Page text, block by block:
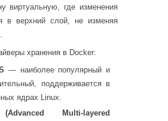
виртуальную, где изменения
в верхний слой, не изменяя
хранения в Docker:
— наиболее популярный и
поддерживается в
ядрах Linux.
Multi-layered